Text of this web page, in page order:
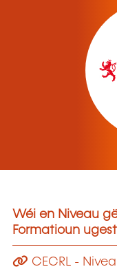
Wéi en Niveau
Formatioun
CECRL -